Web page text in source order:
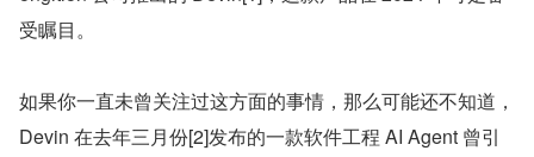
受瞩目。
如果你一直未曾关注过这方面的事情，那么可能还不知道，
Devin 在去年三月份[2]发布的一款软件工程 AI Agent 曾引